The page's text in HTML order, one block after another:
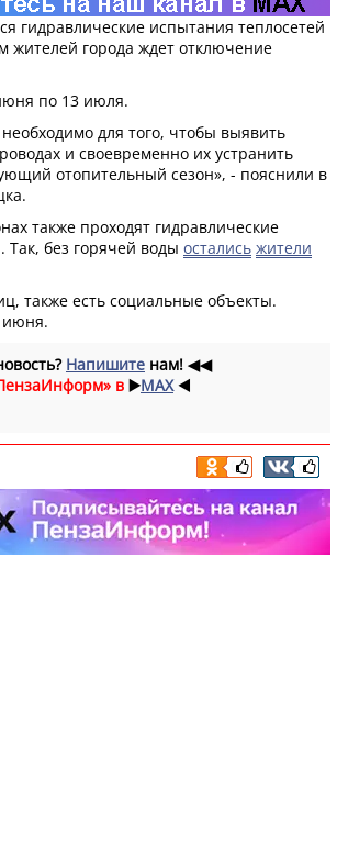
гидравлические испытания теплосетей
жителей города ждет отключение
по 13 июля.
для того, чтобы выявить
и своевременно их устранить
отопительный сезон», - пояснили в
также проходят гидравлические
Так, без горячей воды остались жители
также есть социальные объекты.
июня.
Напишите нам! ◀◀
в ▶️MAX ◀️